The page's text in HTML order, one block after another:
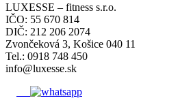
LUXESSE – fitness s.r.o.
IČO: 55 670 814
DIČ: 212 206 2074
Zvončeková 3, Košice 040 11
Tel.: 0918 748 450
info@luxesse.sk